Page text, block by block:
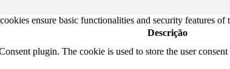
ensure basic functionalities and security features of
Descrição
plugin. The cookie is used to store the user